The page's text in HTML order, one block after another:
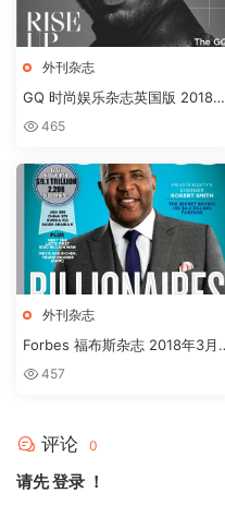
外刊杂志
GQ 时尚娱乐杂志英国版 2018年
3月刊下载
465
外刊杂志
Forbes 福布斯杂志 2018年3月
刊下载
457
评论 0
请先登录 ！